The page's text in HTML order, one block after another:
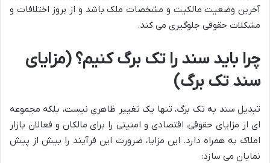
آخرین وضعیت مالکیت و مشخصات ملک باشد و از بروز اختلافات و
مشکلات حقوقی جلوگیری می کند.
چرا باید سند را تک برگ کنیم؟ (مزایای
سند تک برگ)
تبدیل سند به تک برگ، تنها یک تغییر ظاهری نیست، بلکه مجموعه
ای از مزایای حقوقی، اقتصادی و امنیتی را برای مالکان و فعالان بازار
املاک به همراه دارد. این مزایا، ضرورت این فرآیند را بیش از پیش
نمایان می سازد: